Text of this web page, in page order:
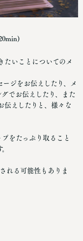
たいことについてのメ
ジをお伝えしたり、メ
でお伝えしたり、また
伝えしたりと、様々な
をたっぷり取ること
れる可能性もありま